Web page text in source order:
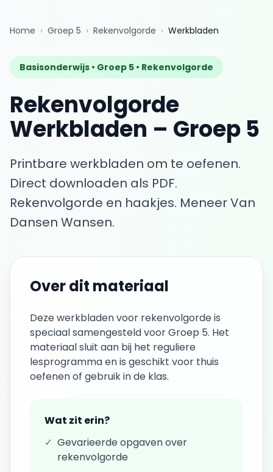
Home › Groep 5 › Rekenvolgorde › Werkbladen
Basisonderwijs • Groep 5 • Rekenvolgorde
Rekenvolgorde
Werkbladen – Groep 5
Printbare werkbladen om te oefenen.
Direct downloaden als PDF.
Rekenvolgorde en haakjes. Meneer Van
Dansen Wansen.
Over dit materiaal
Dezewerkbladenvoor rekenvolgordeis
speciaal samengesteld voorGroep 5. Het
materiaal sluit aan bij het reguliere
lesprogramma en is geschikt voor thuis
oefenen of gebruik in de klas.
Wat zit erin?
✓ Gevarieerde opgaven over
rekenvolgorde